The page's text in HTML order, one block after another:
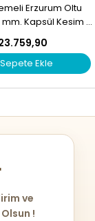
Erzurum Oltu
mm. Kapsül Kesim -
T-1915
Sepete Ekle
ve
!